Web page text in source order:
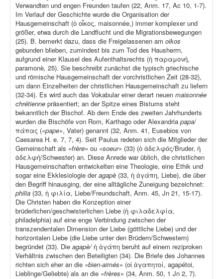
Verwandten und engen Freunden taufen (22, Anm. 17, Ac 10, 1-7).
Im Verlauf der Geschichte wurde die Organisation der
Hausgemeinschaft (ὁ οἶκος, maisonnée,) immer komplexer und
größer, etwa durch die Landflucht und die Migrationsbewegungen
(25). B. bemerkt dazu, dass die Freigelassenen am oikos
gebunden blieben, zumindest bis zum Tod des Hausherrn,
aufgrund einer Klausel des Aufenthaltsrechts (ἡ παραμονή,
paramonè, 25). Sie beschreibt zunächst die typisch griechische
und römische Hausgemeinschaft der vorchristlichen Zeit (28-32),
um dann Einzelheiten der christlichen Hausgemeinschaft zu liefern
(32-34). Es wird auch das Vokabular einer derart neuen maisonnée
chrétienne präsentiert; an der Spitze eines Bistums steht
bekanntlich der Bischof. Ab dem Ende des zweiten Jahrhunderts
wurden die Bischöfe von Rom, Karthago oder Alexandria papa/
πάπας («pape», Vater) genannt (32, Anm. 41, Eusebios von
Caesarea H. e. 7, 7, 4). Seit Paulus redeten sich die Mitglieder der
Gemeinschaft als «frère» ou «soeur» (33) (ὁ ἀδελφός/Bruder, ἡ
ἀδελφή/Schwester) an. Diese Anrede war üblich, die christlichen
Hausgemeinschaften entwickelten eine Theologie, eine Ethik und
sogar eine Ekklesiologie deragapè (33, ἡ ἀγάπη, Liebe), die über
den Begriff hinausging, der eine alltägliche Zuneigung bezeichnet:
philia (33, ἡ φιλία, Liebe/Freundschaft, Anm. 45, Jn 21, 15-17).
Die Christen haben die Konzeption einer
brüderlichen/geschwisterlichen Liebe (ἡ φιλαδελφία,
philadelphia) auf eine enge Verbindung zwischen der
transzendentalen Dimension der Liebe (göttliche Liebe) und der
horizontalen Liebe (die Liebe unter den Brüdern/Schwestern)
begründet (33). Die agapè/ἡ ἀγάπη beruht auf einem reziproken
Verhältnis zwischen den Beteiligten (34). Die Briefe des Johannes
richten sich eher an die «bien-aimés» (οἱ ἀγαπητοί, agapétoi,
Lieblinge/Geliebte) als an die «frères» (34, Anm. 50, 1 Jn 2, 7).